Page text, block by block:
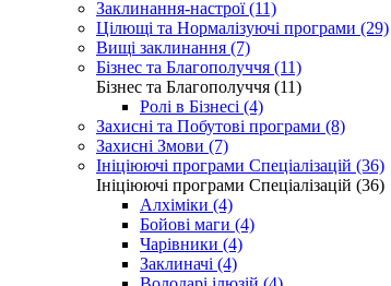
Заклинання-настрої (11)
Цілющі та Нормалізуючі програми (29)
Вищі заклинання (7)
Бізнес та Благополуччя (11)
Бізнес та Благополуччя (11)
Ролі в Бізнесі (4)
Захисні та Побутові програми (8)
Захисні Змови (7)
Ініціюючі програми Спеціалізацій (36)
Ініціюючі програми Спеціалізацій (36)
Алхіміки (4)
Бойові маги (4)
Чарівники (4)
Заклиначі (4)